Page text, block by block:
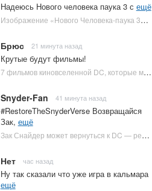
Надеюсь Нового человека паука 3 с ещё
Изображение «Нового Человека-паука 3» подтвердило Зловещую шестерку | Plugged In Ru
Брюс 21 минута назад
Крутые будут фильмы!
7 фильмов киновселенной DC, которые может снять Зак Снайдер | Plugged In Ru
Snyder-Fan 41 минута назад
#RestoreTheSnyderVerse Возвращайся
Зак, ещё
Зак Снайдер может вернуться к DC — режиссер общался с Warner Bros. (фото) | Plugged In Ru
Нет час назад
Ну так сказали что уже игра в кальмара
ещё